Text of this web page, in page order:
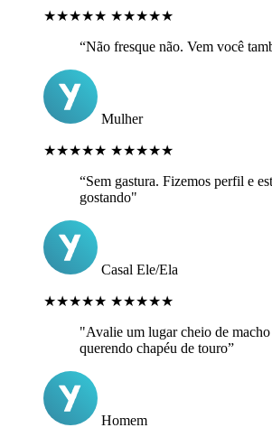
★★★★★ ★★★★★
“Não fresque não. Vem você
Mulher
★★★★★ ★★★★★
“Sem gastura. Fizemos perfil e
gostando"
Casal Ele/Ela
★★★★★ ★★★★★
"Avalie um lugar cheio de macho
querendo chapéu de touro”
Homem